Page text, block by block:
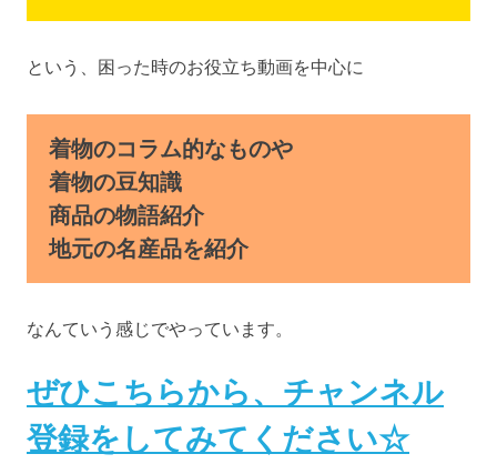
という、困った時のお役立ち動画を中心に
着物のコラム的なものや
着物の豆知識
商品の物語紹介
地元の名産品を紹介
なんていう感じでやっています。
ぜひこちらから、チャンネル
登録をしてみてください☆